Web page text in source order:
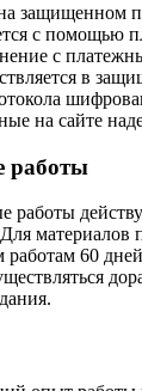
защищенном
с помощью
с
в
на сайте
работы
работы
60